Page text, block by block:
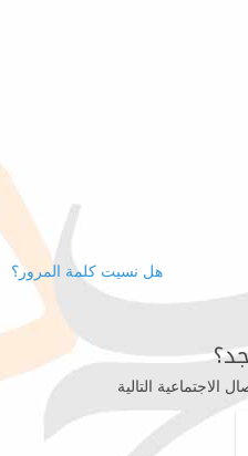
هل نسيت كلمة المرور؟
الاجتماعية التالية